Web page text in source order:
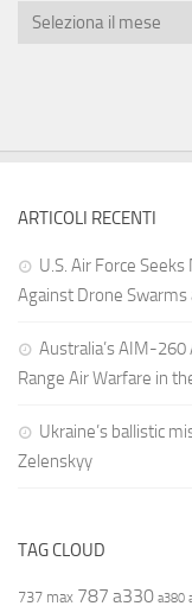
ARTICOLI RECENTI
U.S. Air Force
Against Drone
Australia’s AIM-
Range Air Warfare in
Ukraine’s ballistic
Zelenskyy
TAG CLOUD
737 max 787 a330 a380